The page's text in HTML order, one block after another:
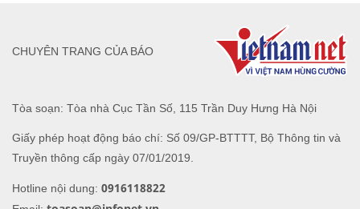
Tòa soạn: Tòa nhà Cục Tần Số, 115 Trần Duy Hưng Hà Nội
Giấy phép hoạt động báo chí: Số 09/GP-BTTTT, Bộ Thông tin và
Truyền thông cấp ngày 07/01/2019.
Hotline nội dung: 0916118822
CHUYÊN TRANG CỦA BÁO